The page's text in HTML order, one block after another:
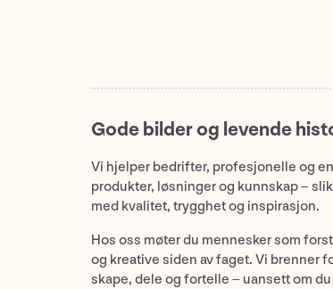
Gode bilder og levende
Vi hjelper bedrifter, profesjonelle og
produkter, løsninger og kunnskap –
med kvalitet, trygghet og inspirasjon.
Hos oss møter du mennesker som
og kreative siden av faget. Vi brenner
skape, dele og fortelle – uansett om